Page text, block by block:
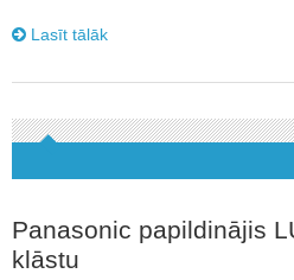
Lasīt tālāk
Panasonic papildinājis
klāstu